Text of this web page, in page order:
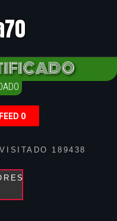
0
189438